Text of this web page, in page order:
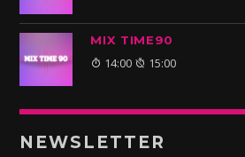
MIX TIME90
14:00 15:00
NEWSLETTER